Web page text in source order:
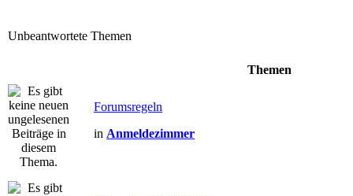
Unbeantwortete Themen
Themen
Forumsregeln
in Anmeldezimmer